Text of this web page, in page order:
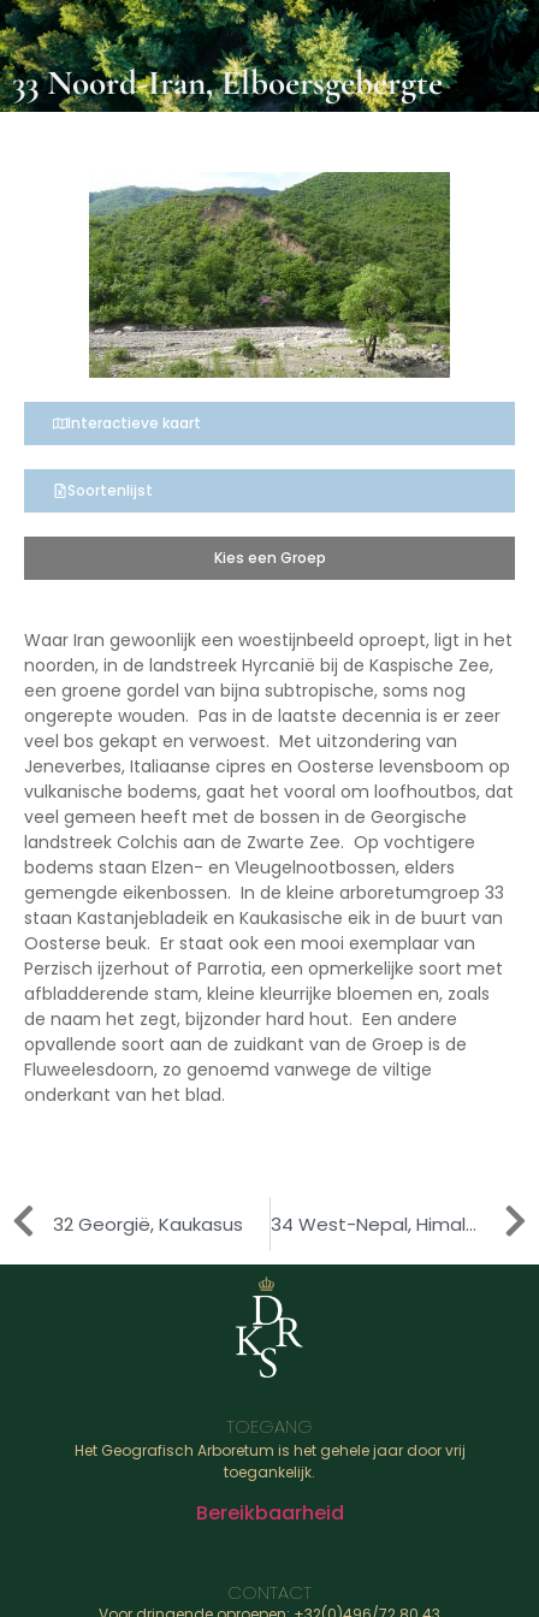
33 Noord-Iran, Elboersgebergte
Interactieve kaart
Soortenlijst
Kies een Groep
Waar Iran gewoonlijk een woestijnbeeld oproept, ligt in het
noorden, in de landstreek Hyrcanië bij de Kaspische Zee,
een groene gordel van bijna subtropische, soms nog
ongerepte wouden. Pas in de laatste decennia is er zeer
veel bos gekapt en verwoest. Met uitzondering van
Jeneverbes, Italiaanse cipres en Oosterse levensboom op
vulkanische bodems, gaat het vooral om loofhoutbos, dat
veel gemeen heeft met de bossen in de Georgische
landstreek Colchis aan de Zwarte Zee. Op vochtigere
bodems staan Elzen- en Vleugelnootbossen, elders
gemengde eikenbossen. In de kleine arboretumgroep 33
staan Kastanjebladeik en Kaukasische eik in de buurt van
Oosterse beuk. Er staat ook een mooi exemplaar van
Perzisch ijzerhout of Parrotia, een opmerkelijke soort met
afbladderende stam, kleine kleurrijke bloemen en, zoals
de naam het zegt, bijzonder hard hout. Een andere
opvallende soort aan de zuidkant van de Groep is de
Fluweelesdoorn, zo genoemd vanwege de viltige
onderkant van het blad.
32 Georgië, Kaukasus 34 West-Nepal, Himalayagebergte
TOEGANG
Het Geografisch Arboretum is het gehele jaar door vrij
toegankelijk.
Bereikbaarheid
CONTACT